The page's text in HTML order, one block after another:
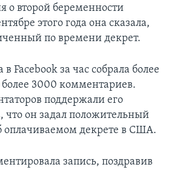
о второй беременности
этого года она сказала,
по времени декрет.
Facebook за час собрала более
3000 комментариев.
поддержали его
что он задал положительный
оплачиваемом декрете в США.
запись, поздравив